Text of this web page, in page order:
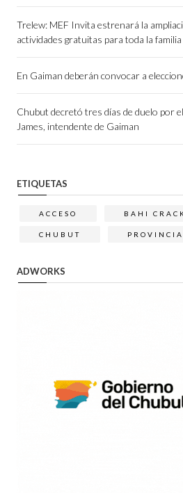
Trelew: MEF Invita estrenará la
actividades gratuitas para toda la familia
En Gaiman deberán convocar a
Chubut decretó tres días de duelo por
James, intendente de Gaiman
ETIQUETAS
ACCESO BAHI
CHUBUT PROVINCIA
ADWORKS